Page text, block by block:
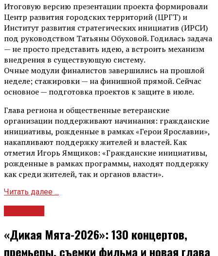
Итоговую версию презентации проекта формировали
Центр развития городских территорий (ЦРГТ) и
Институт развития стратегических инициатив (ИРСИ)
под руководством Татьяны Обуховой. Годилась задача
— не просто представить идею, а встроить механизм
внедрения в существующую систему.
Очные модули финалистов завершились на прошлой
неделе; стажировки — на финишной прямой. Сейчас
основное — подготовка проектов к защите в июле.
Глава региона и общественные ветеранские
организации поддерживают начинания: гражданские
инициативы, рожденные в рамках «Герои Ярославии»,
накапливают поддержку жителей и властей. Как
отметил Игорь Ямщиков: «Гражданские инициативы,
рожденные в рамках программы, находят поддержку
как среди жителей, так и органов власти».
Читать далее ...
«Дикая Мята-2026»: 130 концертов,
премьеры, съемки фильма и новая глава